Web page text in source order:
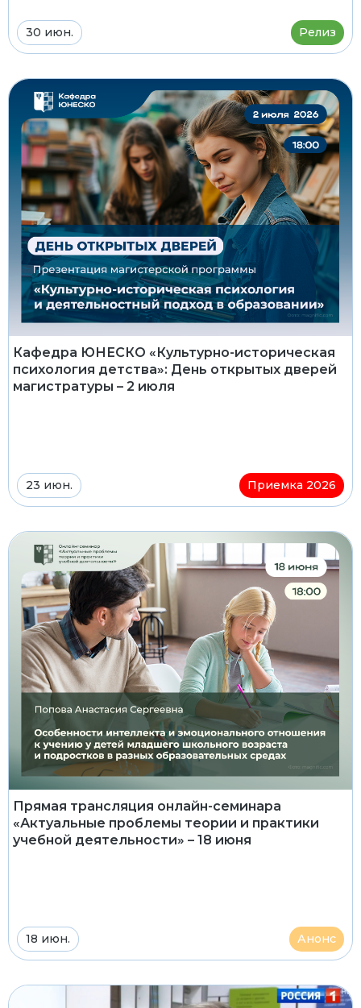
30 июн. Релиз
Кафедра ЮНЕСКО «Культурно-историческая
психология детства»: День открытых дверей
магистратуры – 2 июля
23 июн. Приемка 2026
Прямая трансляция онлайн-семинара
«Актуальные проблемы теории и практики
учебной деятельности» – 18 июня
18 июн. Анонс